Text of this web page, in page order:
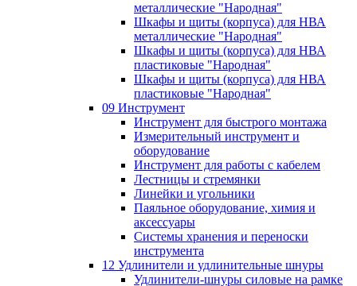
металлические "Народная"
Шкафы и щиты (корпуса) для НВА
металлические "Народная"
Шкафы и щиты (корпуса) для НВА
пластиковые "Народная"
Шкафы и щиты (корпуса) для НВА
пластиковые "Народная"
09 Инструмент
Инструмент для быстрого монтажа
Измерительный инструмент и
оборудование
Инструмент для работы с кабелем
Лестницы и стремянки
Линейки и угольники
Паяльное оборудование, химия и
аксессуары
Системы хранения и переноски
инструмента
12 Удлинители и удлинительные шнуры
Удлинители-шнуры силовые на рамке